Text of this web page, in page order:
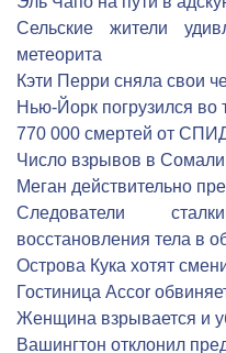
Сельские жители
метеорита
Кэти Перри сняла свои
Нью-Йорк погрузился во
770 000 смертей от
Число взрывов в Сомали
Меган действительно
Следователи
восстановления тела в
Острова Кука хотят
Гостиница Accor
Женщина взрывается и
Вашингтон отклонил